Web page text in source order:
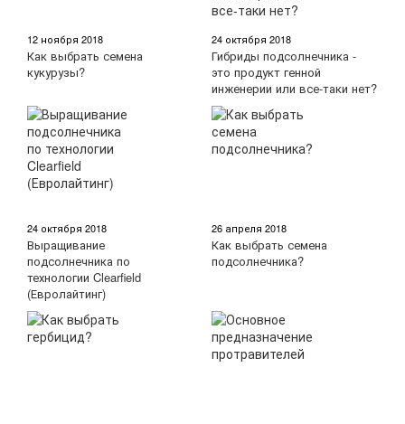
12 ноября 2018
Как выбрать семена
кукурузы?
24 октября 2018
Гибриды подсолнечника -
это продукт генной
инженерии или все-таки нет?
24 октября 2018
Выращивание
подсолнечника по
технологии Clearfield
(Евролайтинг)
26 апреля 2018
Как выбрать семена
подсолнечника?